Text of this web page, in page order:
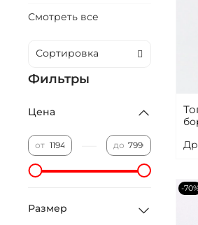
-
Смотреть все
Фильтры
Цена
от до
Размер